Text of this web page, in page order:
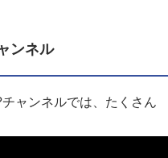
ンネル
ャンネルでは、たくさん